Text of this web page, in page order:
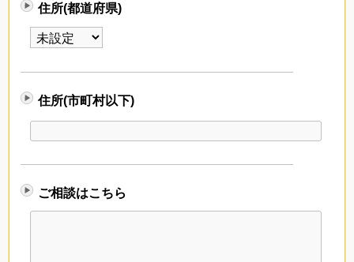
住所(都道府県)
住所(市町村以下)
ご相談はこちら